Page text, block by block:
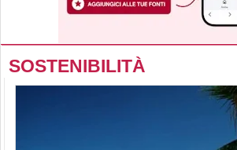
SOSTENIBILITÀ